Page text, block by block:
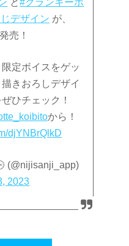
デザイン が、
売！
定ボイスをゲッ
きおろしデザイ
ひチェック！
から！
djYNBrQlkD
(@nijisanji_app)
2023